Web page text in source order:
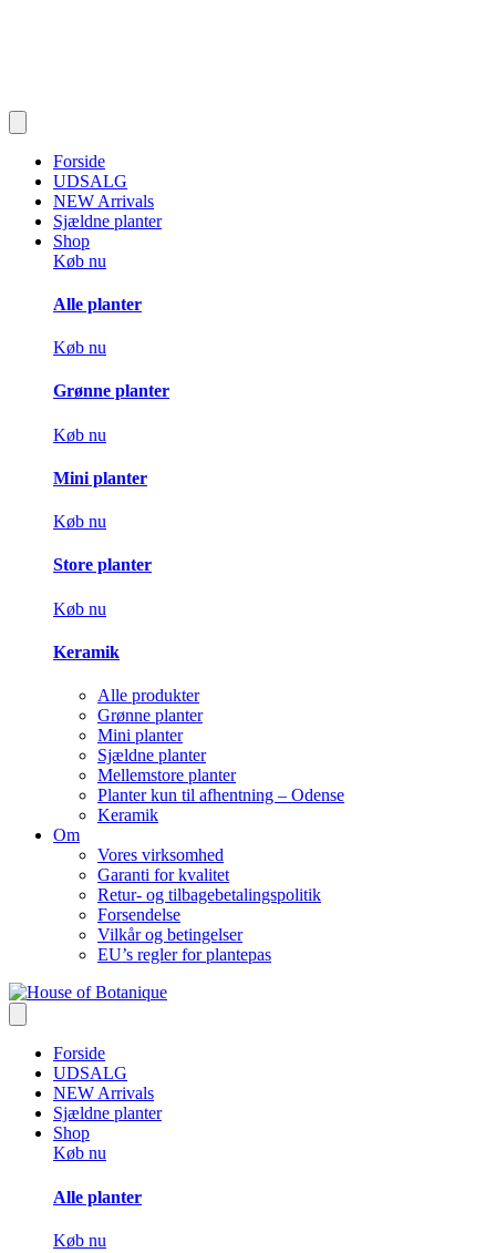
Forside
UDSALG
NEW Arrivals
Sjældne planter
Shop
Køb nu
Alle planter
Køb nu
Grønne planter
Køb nu
Mini planter
Køb nu
Store planter
Køb nu
Keramik
Alle produkter
Grønne planter
Mini planter
Sjældne planter
Mellemstore planter
Planter kun til afhentning – Odense
Keramik
Om
Vores virksomhed
Garanti for kvalitet
Retur- og tilbagebetalingspolitik
Forsendelse
Vilkår og betingelser
EU’s regler for plantepas
Forside
UDSALG
NEW Arrivals
Sjældne planter
Shop
Køb nu
Alle planter
Køb nu